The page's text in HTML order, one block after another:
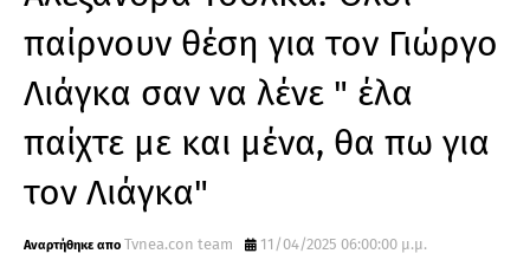
παίρνουν θέση για τον Γιώργο
Λιάγκα σαν να λένε " έλα
παίχτε με και μένα, θα πω για
τον Λιάγκα"
Tvnea.con team 11/04/2025 06:00:00 μ.μ.